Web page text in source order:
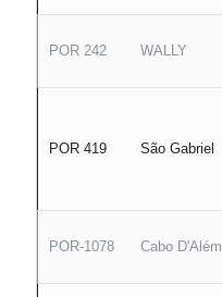
POR 242 WALLY
POR 419 São Gabriel
POR-1078 Cabo D'Além